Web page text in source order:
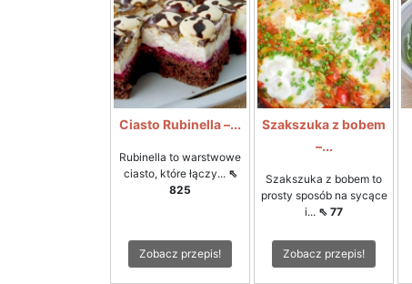
Ciasto Rubinella –...
Rubinella to warstwowe
ciasto, które łączy... ⇖
825
Zobacz przepis!
Szakszuka z bobem
–...
Szakszuka z bobem to
prosty sposób na sycące
i... ⇖ 77
Zobacz przepis!